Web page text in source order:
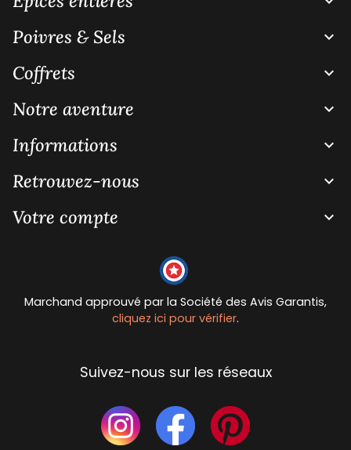
Poivres & Sels 
Coffrets 
Notre aventure 
Informations 
Retrouvez-nous 
Votre compte 
Marchand approuvé par la Société des Avis Garantis,
cliquez ici pour vérifier.
Suivez-nous sur les réseaux